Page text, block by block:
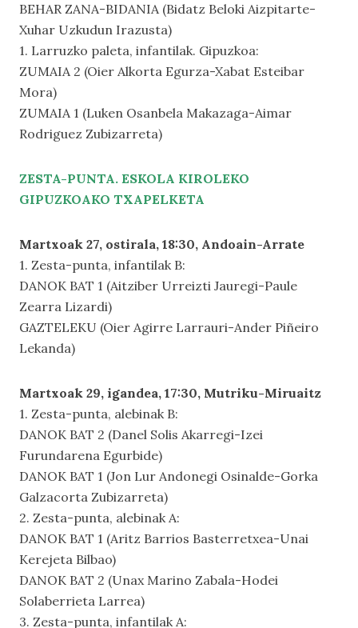
BEHAR ZANA-BIDANIA (Bidatz Beloki Aizpitarte-
Xuhar Uzkudun Irazusta)
1. Larruzko paleta, infantilak. Gipuzkoa:
ZUMAIA 2 (Oier Alkorta Egurza-Xabat Esteibar
Mora)
ZUMAIA 1 (Luken Osanbela Makazaga-Aimar
Rodriguez Zubizarreta)
ZESTA-PUNTA. ESKOLA KIROLEKO
GIPUZKOAKO TXAPELKETA
Martxoak 27, ostirala, 18:30, Andoain-Arrate
1. Zesta-punta, infantilak B:
DANOK BAT 1 (Aitziber Urreizti Jauregi-Paule
Zearra Lizardi)
GAZTELEKU (Oier Agirre Larrauri-Ander Piñeiro
Lekanda)
Martxoak 29, igandea, 17:30, Mutriku-Miruaitz
1. Zesta-punta, alebinak B:
DANOK BAT 2 (Danel Solis Akarregi-Izei
Furundarena Egurbide)
DANOK BAT 1 (Jon Lur Andonegi Osinalde-Gorka
Galzacorta Zubizarreta)
2. Zesta-punta, alebinak A:
DANOK BAT 1 (Aritz Barrios Basterretxea-Unai
Kerejeta Bilbao)
DANOK BAT 2 (Unax Marino Zabala-Hodei
Solaberrieta Larrea)
3. Zesta-punta, infantilak A: